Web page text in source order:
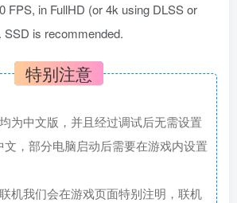
FPS, in FullHD (or 4k using DLSS or
is recommended.
特别注意
为中文版，并且经过调试后无需设置
，部分电脑启动后需要在游戏内设置
机我们会在游戏页面特别注明，联机